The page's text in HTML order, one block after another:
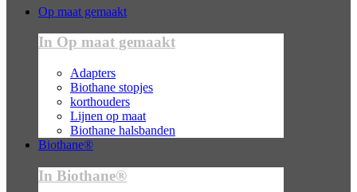
Op maat gemaakt
In Op maat gemaakt
Adapters
Biothane stopjes
korthouders
Lijnen op maat
Biothane halsbanden
Biothane®
In Biothane®